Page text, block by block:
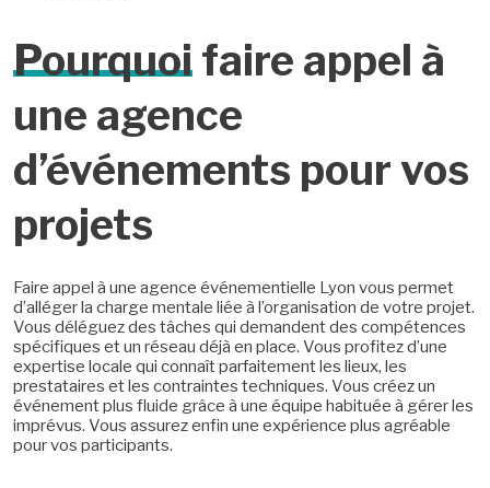
Pourquoifaire appel à
une agence
d’événements pour vos
projets
Faire appel à une agence événementielle Lyon vous permet
d’alléger la charge mentale liée à l’organisation de votre projet.
Vous déléguez des tâches qui demandent des compétences
spécifiques et un réseau déjà en place. Vous profitez d’une
expertise locale qui connaît parfaitement les lieux, les
prestataires et les contraintes techniques. Vous créez un
événement plus fluide grâce à une équipe habituée à gérer les
imprévus. Vous assurez enfin une expérience plus agréable
pour vos participants.